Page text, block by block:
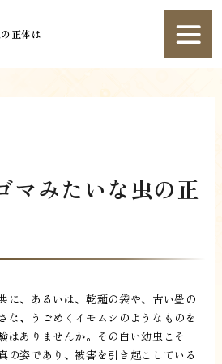
正体は
マみたいな虫の正
に、あるいは、乾麺の袋や、古い畳の
な、うごめくイモムシのようなものを
はありませんか。その白い幼虫こそ
の姿であり、被害を引き起こしている